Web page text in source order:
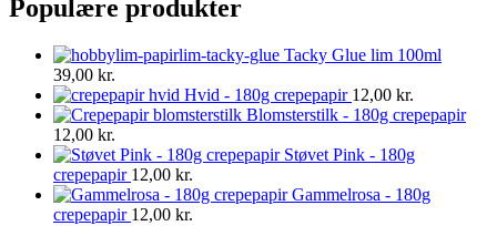
Populære produkter
Tacky Glue lim 100ml
39,00 kr.
Hvid - 180g crepepapir 12,00 kr.
Blomsterstilk - 180g crepepapir
12,00 kr.
Støvet Pink - 180g
crepepapir 12,00 kr.
Gammelrosa - 180g
crepepapir 12,00 kr.